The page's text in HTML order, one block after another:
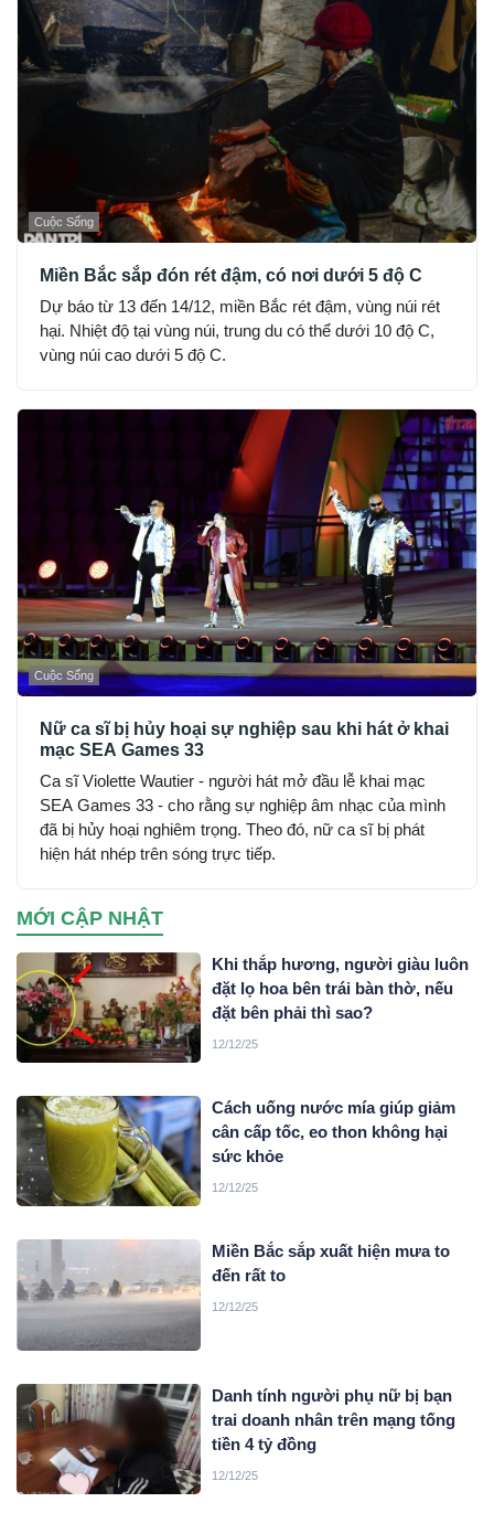
Cuộc Sống
Miền Bắc sắp đón rét đậm, có nơi dưới 5 độ C
Dự báo từ 13 đến 14/12, miền Bắc rét đậm, vùng núi rét
hại. Nhiệt độ tại vùng núi, trung du có thể dưới 10 độ C,
vùng núi cao dưới 5 độ C.
Cuộc Sống
Nữ ca sĩ bị hủy hoại sự nghiệp sau khi hát ở khai
mạc SEA Games 33
Ca sĩ Violette Wautier - người hát mở đầu lễ khai mạc
SEA Games 33 - cho rằng sự nghiệp âm nhạc của mình
đã bị hủy hoại nghiêm trọng. Theo đó, nữ ca sĩ bị phát
hiện hát nhép trên sóng trực tiếp.
MỚI CẬP NHẬT
Khi thắp hương, người giàu luôn
đặt lọ hoa bên trái bàn thờ, nếu
đặt bên phải thì sao?
12/12/25
Cách uống nước mía giúp giảm
cân cấp tốc, eo thon không hại
sức khỏe
12/12/25
Miền Bắc sắp xuất hiện mưa to
đến rất to
12/12/25
Danh tính người phụ nữ bị bạn
trai doanh nhân trên mạng tống
tiền 4 tỷ đồng
12/12/25